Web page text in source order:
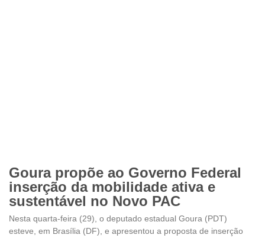
Goura propõe ao Governo Federal
inserção da mobilidade ativa e
sustentável no Novo PAC
Nesta quarta-feira (29), o deputado estadual Goura (PDT)
esteve, em Brasília (DF), e apresentou a proposta de inserção